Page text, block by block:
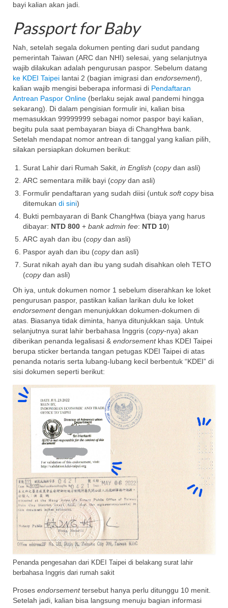
bayi kalian akan jadi.
Passport for Baby
Nah, setelah segala dokumen penting dari sudut pandang
pemerintah Taiwan (ARC dan NHI) selesai, yang selanjutnya
wajib dilakukan adalah pengurusan paspor. Sebelum datang
ke KDEI Taipei lantai 2 (bagian imigrasi dan endorsement),
kalian wajib mengisi beberapa informasi di Pendaftaran
Antrean Paspor Online (berlaku sejak awal pandemi hingga
sekarang). Di dalam pengisian formulir ini, kalian bisa
memasukkan 99999999 sebagai nomor paspor bayi kalian,
begitu pula saat pembayaran biaya di ChangHwa bank.
Setelah mendapat nomor antrean di tanggal yang kalian pilih,
silakan persiapkan dokumen berikut:
Surat Lahir dari Rumah Sakit, in English (copydan asli)
ARC sementara milik bayi (copydan asli)
Formulir pendaftaran yang sudah diisi (untuk soft copybisa
ditemukan di sini)
Bukti pembayaran di Bank ChangHwa (biaya yang harus
dibayar: NTD 800 + bank admin fee: NTD 10)
ARC ayah dan ibu (copydan asli)
Paspor ayah dan ibu (copydan asli)
Surat nikah ayah dan ibu yang sudah disahkan oleh TETO
(copydan asli)
Oh iya, untuk dokumen nomor 1 sebelum diserahkan ke loket
pengurusan paspor, pastikan kalian larikan dulu ke loket
endorsementdengan menunjukkan dokumen-dokumen di
atas. Biasanya tidak diminta, hanya ditunjukkan saja. Untuk
selanjutnya surat lahir berbahasa Inggris (copy-nya) akan
diberikan penanda legalisasi & endorsementkhas KDEI Taipei
berupa sticker bertanda tangan petugas KDEI Taipei di atas
penanda notaris serta lubang-lubang kecil berbentuk “KDEI” di
sisi dokumen seperti berikut:
Penanda pengesahan dari KDEI Taipei di belakang surat lahir
berbahasa Inggris dari rumah sakit
Proses endorsementtersebut hanya perlu ditunggu 10 menit.
Setelah jadi, kalian bisa langsung menuju bagian informasi